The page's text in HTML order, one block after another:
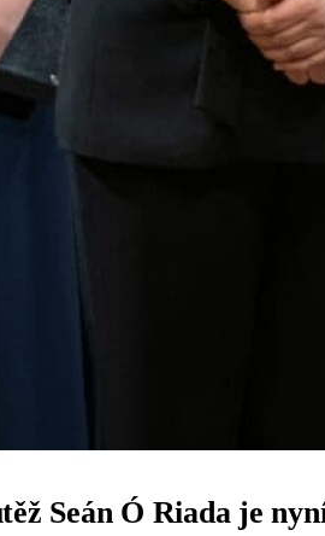
Seán Ó Riadaje